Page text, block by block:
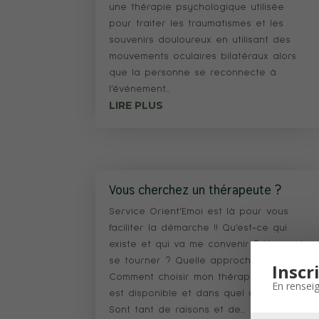
une thérapie psychologique utilisée
pour traiter les traumatismes et les
souvenirs douloureux en utilisant des
mouvements oculaires bilatéraux alors
que la personne se reconnecte à
l’événement...
LIRE PLUS
Vous cherchez un thérapeute ?
Service Orient'Emoi est là pour vous
faciliter la démarche !! Qu’est-ce qui
existe et qui va me convenir ? Vers qui
se tourner ? Quelle approche choisir ?
Comment choisir mon thérapeute ? Qui
est disponible et dans quel délai ? …
Sont tant de raisons et de...
En